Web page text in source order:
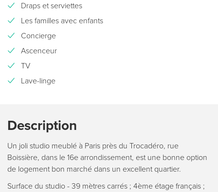
Draps et serviettes
Les familles avec enfants
Concierge
Ascenceur
TV
Lave-linge
Description
Un joli studio meublé à Paris près du Trocadéro, rue
Boissière, dans le 16e arrondissement, est une bonne option
de logement bon marché dans un excellent quartier.
Surface du studio - 39 mètres carrés ; 4ème étage français ;